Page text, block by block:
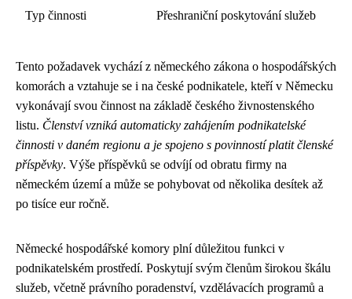
Typ činnosti Přeshraniční poskytování služeb
Tento požadavek vychází z německého zákona o hospodářských
komorách a vztahuje se i na české podnikatele, kteří v Německu
vykonávají svou činnost na základě českého živnostenského
listu. Členství vzniká automaticky zahájením podnikatelské
činnosti v daném regionu a je spojeno s povinností platit členské
příspěvky. Výše příspěvků se odvíjí od obratu firmy na
německém území a může se pohybovat od několika desítek až
po tisíce eur ročně.
Německé hospodářské komory plní důležitou funkci v
podnikatelském prostředí. Poskytují svým členům širokou škálu
služeb, včetně právního poradenství, vzdělávacích programů a